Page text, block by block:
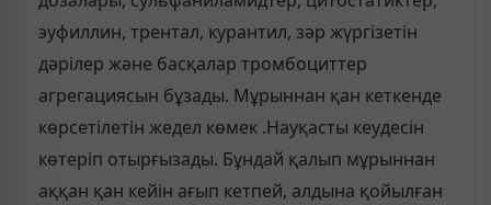
эуфиллин, трентал, курантил, зәр жүргізетін
дәрілер және басқалар тромбоциттер
агрегациясын бұзады. Мұрыннан қан кеткенде
көрсетілетін жедел көмек .Науқасты кеудесін
көтеріп отырғызады. Бұндай қалып мұрыннан
аққан қан кейін ағып кетпей, алдына қойылған